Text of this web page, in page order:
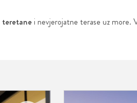
i nevjerojatne terase uz more.